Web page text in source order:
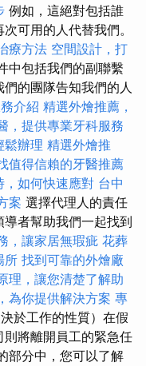
例如，這絕對包括誰
可用的人代替我們。
療方法 空間設計，打
中包括我們的副聯繫
的團隊告知我們的人
介紹 精選外燴推薦，
，提供專業牙科服務
鬆辦理 精選外燴推
值得信賴的牙醫推薦
，如何快速應對 台中
案 選擇代理人的責任
者幫助我們一起找到
，讓家居無瑕疵 花葬
所 找到可靠的外燴廠
理，讓您清楚了解助
為你提供解決方案 專
於工作的性質）在假
將離開員工的緊急任
部分中，您可以了解